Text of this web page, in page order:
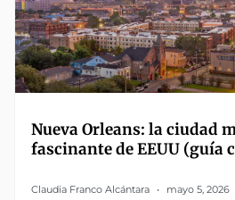
Nueva Orleans: la ciudad
fascinante de EEUU (guía
Claudia Franco Alcántara mayo 5, 2026